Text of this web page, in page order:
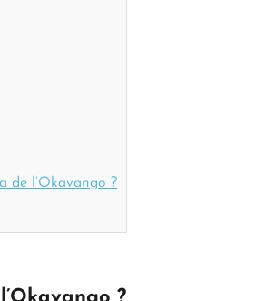
de l’Okavango ?